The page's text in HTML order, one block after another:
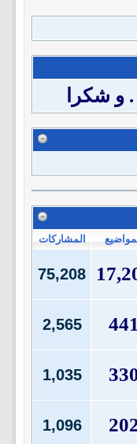
. و شكرا
المشاركات
75,208
441
2,565
1,035
1,096